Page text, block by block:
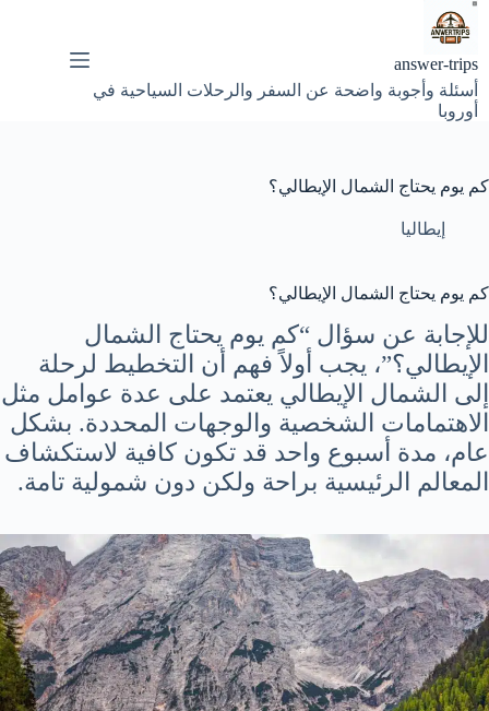
التجاوز
إلى
answer-trips
أسئلة وأجوبة واضحة عن السفر والرحلات السياحية في
أوروبا
كم يوم يحتاج الشمال الإيطالي؟
إيطاليا
كم يوم يحتاج الشمال الإيطالي؟
للإجابة عن سؤال “كم يوم يحتاج الشمال
الإيطالي؟”، يجب أولاً فهم أن التخطيط لرحلة
إلى الشمال الإيطالي يعتمد على عدة عوامل مثل
الاهتمامات الشخصية والوجهات المحددة. بشكل
عام، مدة أسبوع واحد قد تكون كافية لاستكشاف
المعالم الرئيسية براحة ولكن دون شمولية تامة.